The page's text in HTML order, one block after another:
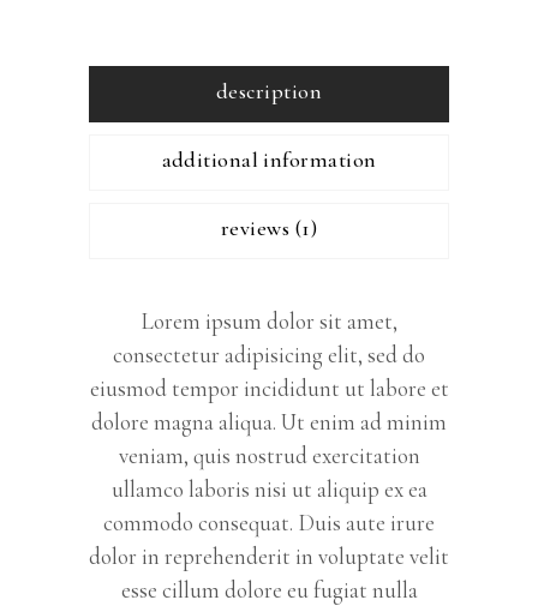
description
additional information
reviews (1)
Lorem ipsum dolor sit amet,
consectetur adipisicing elit, sed do
eiusmod tempor incididunt ut labore et
dolore magna aliqua. Ut enim ad minim
veniam, quis nostrud exercitation
ullamco laboris nisi ut aliquip ex ea
commodo consequat. Duis aute irure
dolor in reprehenderit in voluptate velit
esse cillum dolore eu fugiat nulla